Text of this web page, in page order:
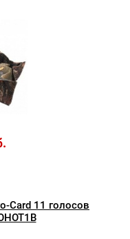
Card 11 голосов